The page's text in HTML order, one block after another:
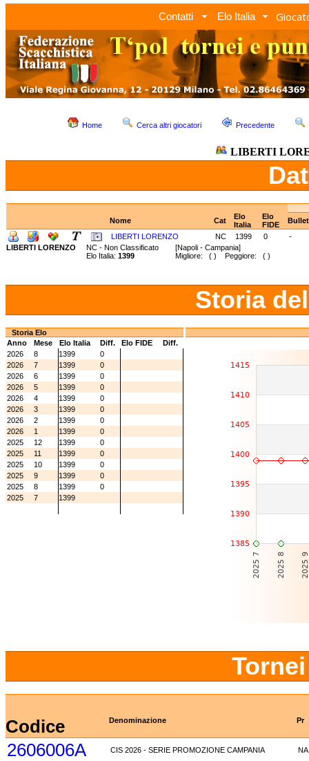
Contatti Elo Italia
Home Cerca altri giocatori Precedente
LIBERTI
Nome Cat
Elo
Italia
Elo
FIDE
LIBERTI LORENZO
NC 1399 0
-
LIBERTI LORENZO
NC - Non Classificato [Napoli - Campania]
Elo Italia: 1399 Migliore: ( ) Peggiore: ( )
Storia
Storia Elo
Anno
Mese Elo Italia Diff. Elo FIDE
Diff.
2026
8 1399
0
2026
7 1399
0
2026
6 1399
0
2026
5 1399
0
2026
4 1399
0
2026
3 1399
0
2026
2 1399
0
2026
1 1399
0
2025
12 1399
0
2025
11 1399
0
2025
10 1399
0
2025
9 1399
0
2025
8 1399
0
2025
7 1399
Codice Denominazione Pr
2606006A CIS 2026 - SERIE PROMOZIONE CAMPANIA NA